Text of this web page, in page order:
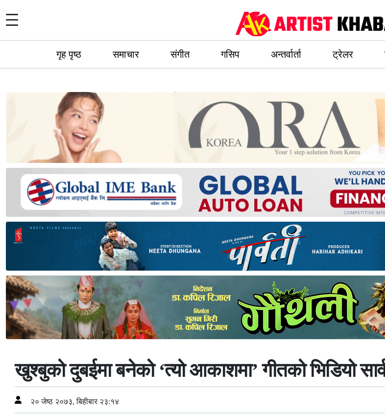
गृह पृष्ठ समाचार संगीत गसिप अन्तर्वार्ता ट्रेलर
खुश्बुको दुबईमा बनेको ‘त्यो आकाशमा’ गीतको भिडियो
२० जेष्ठ २०७३, बिहीबार २३:१४